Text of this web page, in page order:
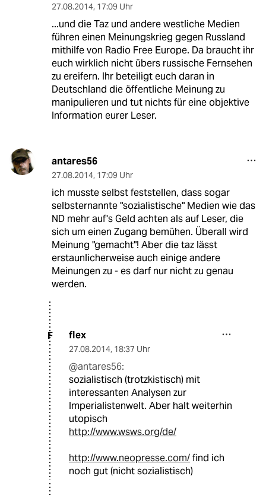
27.08.2014, 17:09 Uhr
...und die Taz und andere westliche Medien
führen einen Meinungskrieg gegen Russland
mithilfe von Radio Free Europe. Da braucht ihr
euch wirklich nicht übers russische Fernsehen
zu ereifern. Ihr beteiligt euch daran in
Deutschland die öffentliche Meinung zu
manipulieren und tut nichts für eine objektive
Information eurer Leser.
antares56
27.08.2014, 17:09 Uhr
ich musste selbst feststellen, dass sogar
selbsternannte "sozialistische" Medien wie das
ND mehr auf's Geld achten als auf Leser, die
sich um einen Zugang bemühen. Überall wird
Meinung "gemacht"! Aber die taz lässt
erstaunlicherweise auch einige andere
Meinungen zu - es darf nur nicht zu genau
werden.
F flex
27.08.2014, 18:37 Uhr
@antares56:
sozialistisch (trotzkistisch) mit
interessanten Analysen zur
Imperialistenwelt. Aber halt weiterhin
utopisch
http://www.wsws.org/de/
http://www.neopresse.com/find ich
noch gut (nicht sozialistisch)